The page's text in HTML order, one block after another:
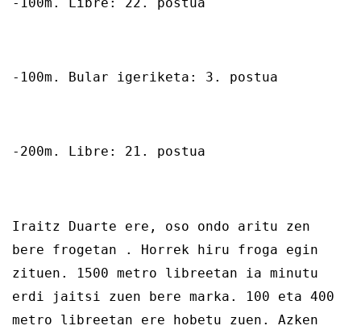
-100m. Bular igeriketa: 3. postua
-200m. Libre: 21. postua
Iraitz Duarte ere, oso ondo aritu zen
bere frogetan . Horrek hiru froga egin
zituen. 1500 metro libreetan ia minutu
erdi jaitsi zuen bere marka. 100 eta 400
metro libreetan ere hobetu zuen. Azken